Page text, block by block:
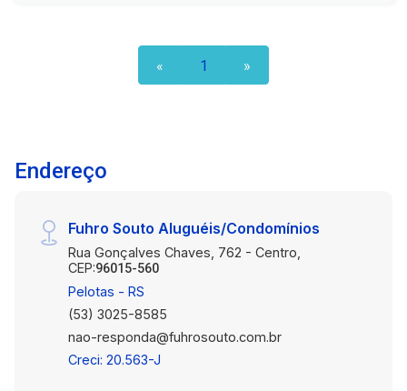
« 1 »
Endereço
Fuhro Souto Aluguéis/Condomínios
Rua Gonçalves Chaves, 762 - Centro,
CEP:96015-560
Pelotas - RS
(53) 3025-8585
nao-responda@fuhrosouto.com.br
Creci: 20.563-J